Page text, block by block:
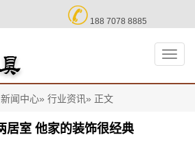
 188 7078 8885
切
换
导
新闻中心» 行业资讯» 正文
居室 他家的装饰很经典